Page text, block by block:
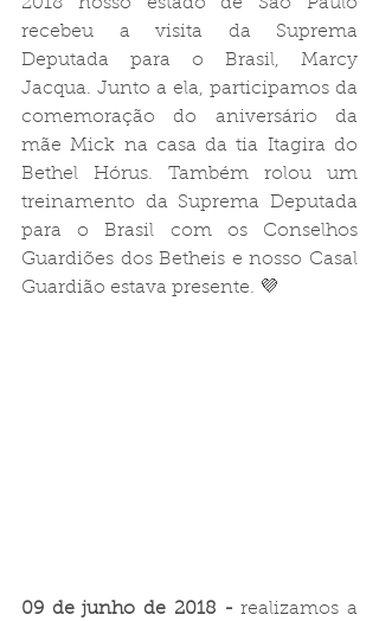
recebeu a visita da Suprema
Deputada para o Brasil, Marcy
Jacqua. Junto a ela, participamos da
comemoração do aniversário da
mãe Mick na casa da tia Itagira do
Bethel Hórus. Também rolou um
treinamento da Suprema Deputada
para o Brasil com os Conselhos
Guardiões dos Betheis e nosso Casal
Guardião estava presente. 💜
09 de junho de 2018 - realizamos a